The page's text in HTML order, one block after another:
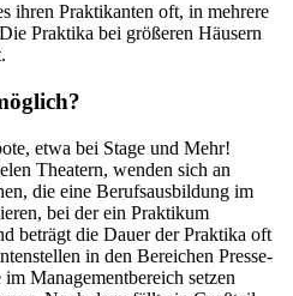
ihren Praktikanten oft, in mehrere
Praktika bei größeren Häusern
etwa bei Stage und Mehr!
Theatern, wenden sich an
die eine Berufsausbildung im
bei der ein Praktikum
beträgt die Dauer der Praktika oft
in den Bereichen Presse-
Managementbereich setzen